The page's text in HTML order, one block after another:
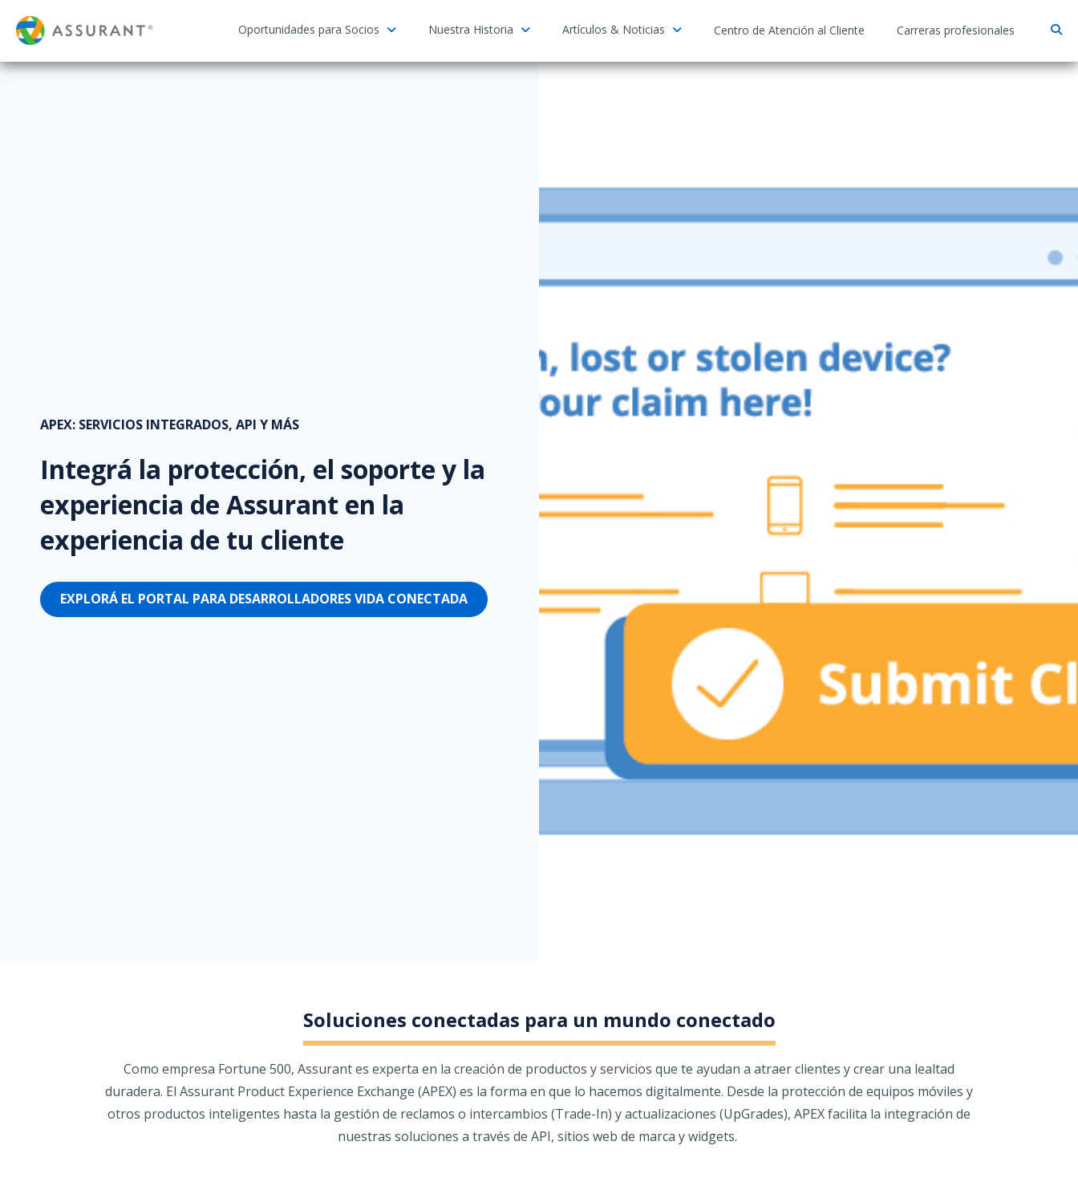
Oportunidades para Socios Nuestra Historia Artículos & Noticias Centro de Atención al Cliente Carreras profesionales
APEX: SERVICIOS INTEGRADOS, API Y MÁS
Integrá la protección, el soporte y la
experiencia de Assurant en la
experiencia de tu cliente
EXPLORÁ EL PORTAL PARA DESARROLLADORES VIDA CONECTADA
Soluciones conectadas para un mundo conectado
Como empresa Fortune 500, Assurant es experta en la creación de productos y servicios que te ayudan a atraer clientes y crear una lealtad
duradera. El Assurant Product Experience Exchange (APEX) es la forma en que lo hacemos digitalmente. Desde la protección de equipos móviles y
otros productos inteligentes hasta la gestión de reclamos o intercambios (Trade-In) y actualizaciones (UpGrades), APEX facilita la integración de
nuestras soluciones a través de API, sitios web de marca y widgets.